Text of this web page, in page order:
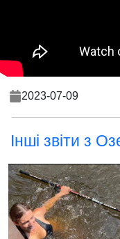
2023-07-09
Інші звіти з